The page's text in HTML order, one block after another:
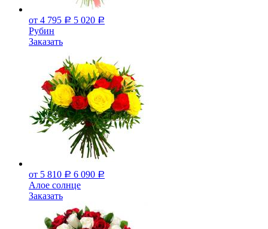
от 4 795 Р 5 020 Р
Рубин
Заказать
от 5 810 Р 6 090 Р
Алое солнце
Заказать